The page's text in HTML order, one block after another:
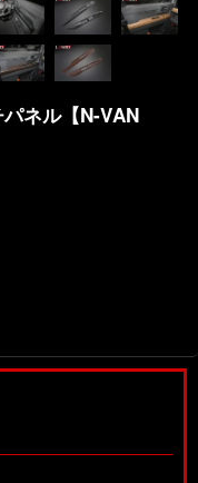
ネル【N-VAN